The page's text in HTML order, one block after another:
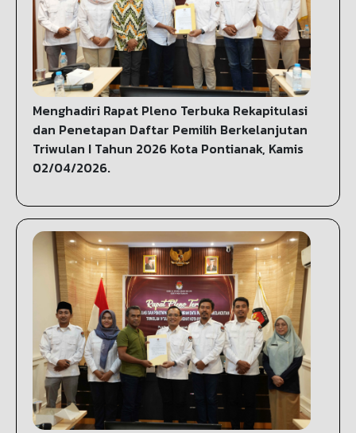
Menghadiri Rapat Pleno Terbuka Rekapitulasi
dan Penetapan Daftar Pemilih Berkelanjutan
Triwulan I Tahun 2026 Kota Pontianak, Kamis
02/04/2026.